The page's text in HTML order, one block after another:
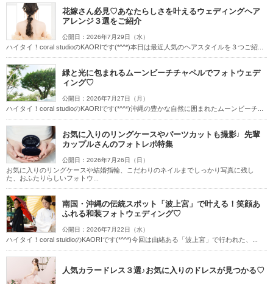
家族・友人と撮影 豊富なドレス
豊富なカラードレス 豊富な色打掛・着物
事前来店なしで撮影
チャペルでの撮影
人気スポットでの撮影
土日同一料金
花嫁さん必見♡あなたらしさを叶えるウェディングヘア
アレンジ３選をご紹介
公開日：2026年7月29日（水）
ハイタイ！coral studioのKAORIです(*^^*)本日は最近人気のヘアスタイルを３つご紹...
緑と光に包まれるムーンビーチチャペルでフォトウェデ
ィング♡
公開日：2026年7月27日（月）
ハイタイ！coral studioのKAORIです(*^^*)沖縄の豊かな自然に囲まれたムーンビーチ...
お気に入りのリングケースやパーツカットも撮影♩先輩
カップルさんのフォトレポ特集
公開日：2026年7月26日（日）
お気に入りのリングケースや結婚指輪、こだわりのネイルまでしっかり写真に残し
た、おふたりらしいフォトウ...
南国・沖縄の伝統スポット「波上宮」で叶える！笑顔あ
ふれる和装フォトウェディング♡
公開日：2026年7月22日（水）
ハイタイ！coral stuidioのKAORIです(*^^*)今回は由緒ある「波上宮」で行われた、...
人気カラードレス３選♪お気に入りのドレスが見つかる♡